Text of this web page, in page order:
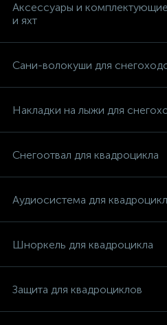
Аксессуары и
и яхт
Сани-волокуши для
Накладки на лыжи для
Снегоотвал для квадроцикла
Аудиосистема для
Шноркель для квадроцикла
Защита для квадроциклов